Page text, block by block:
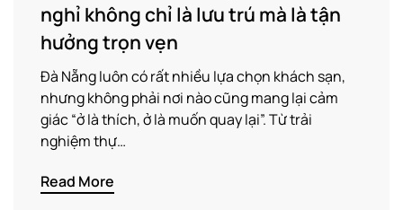
nghỉ không chỉ là lưu trú mà là tận
hưởng trọn vẹn
Đà Nẵng luôn có rất nhiều lựa chọn khách sạn,
nhưng không phải nơi nào cũng mang lại cảm
giác “ở là thích, ở là muốn quay lại”. Từ trải
nghiệm thự…
Read More